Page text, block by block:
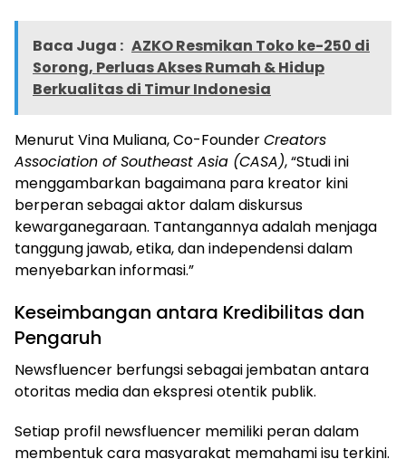
Baca Juga : AZKO Resmikan Toko ke-250 di
Sorong, Perluas Akses Rumah & Hidup
Berkualitas di Timur Indonesia
Menurut Vina Muliana, Co-FounderCreators
Association of Southeast Asia (CASA), “Studi ini
menggambarkan bagaimana para kreator kini
berperan sebagai aktor dalam diskursus
kewarganegaraan. Tantangannya adalah menjaga
tanggung jawab, etika, dan independensi dalam
menyebarkan informasi.”
Keseimbangan antara Kredibilitas dan
Pengaruh
Newsfluencer berfungsi sebagai jembatan antara
otoritas media dan ekspresi otentik publik.
Setiap profil newsfluencer memiliki peran dalam
membentuk cara masyarakat memahami isu terkini.